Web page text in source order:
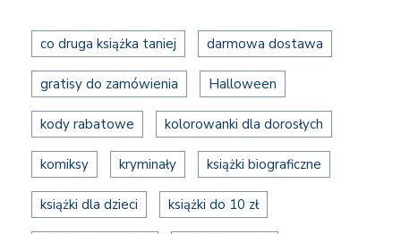
co druga książka taniej darmowa dostawa
gratisy do zamówienia Halloween
kody rabatowe kolorowanki dla dorosłych
komiksy kryminały książki biograficzne
książki dla dzieci książki do 10 zł